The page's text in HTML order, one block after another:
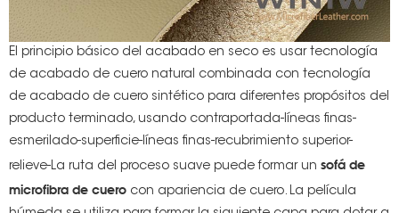
El principio básico del acabado en seco es usar tecnología
de acabado de cuero natural combinada con tecnología
de acabado de cuero sintético para diferentes propósitos del
producto terminado, usando contraportada-líneas finas-
esmerilado-superficie-líneas finas-recubrimiento superior-
relieve-La ruta del proceso suave puede formar un sofá de
microfibra de cuero con apariencia de cuero. La película